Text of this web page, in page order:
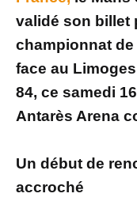
validé son billet
championnat de
face au
84, ce samedi
Antarès Arena
Un début de
accroché